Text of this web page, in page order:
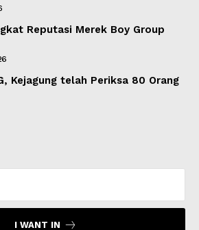
Reputasi Merek Boy Group
Kejagung telah Periksa 80 Orang
I WANT IN